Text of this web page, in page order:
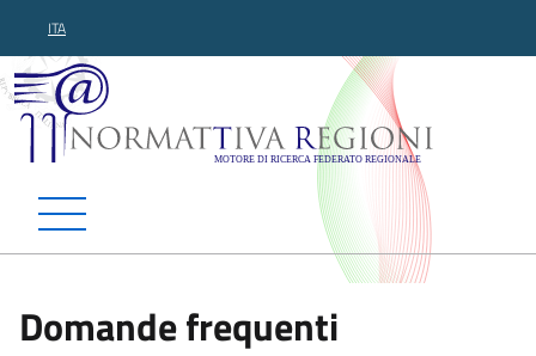
ITA
Normattiva Regioni -
Domande frequenti